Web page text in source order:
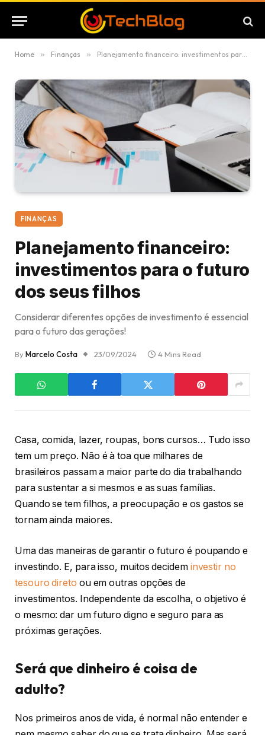
Home » Finanças » Planejamento financeiro: investimentos para o futuro dos seus filhos
FINANÇAS
Planejamento financeiro:
investimentos para o futuro
dos seus filhos
Considerar diferentes opções de investimento é essencial
para o futuro das gerações!
ByMarcelo Costa 23/09/2024 4 Mins Read
Casa, comida, lazer, roupas, bons cursos… Tudo isso
tem um preço. Não é à toa que milhares de
brasileiros passam a maior parte do dia trabalhando
para sustentar a si mesmos e as suas famílias.
Quando se tem filhos, a preocupação e os gastos se
tornam ainda maiores.
Uma das maneiras de garantir o futuro é poupando e
investindo. E, para isso, muitos decidem investir no
tesouro direto ou em outras opções de
investimentos. Independente da escolha, o objetivo é
o mesmo: dar um futuro digno e seguro para as
próximas gerações.
Será que dinheiro é coisa de
adulto?
Nos primeiros anos de vida, é normal não entender e